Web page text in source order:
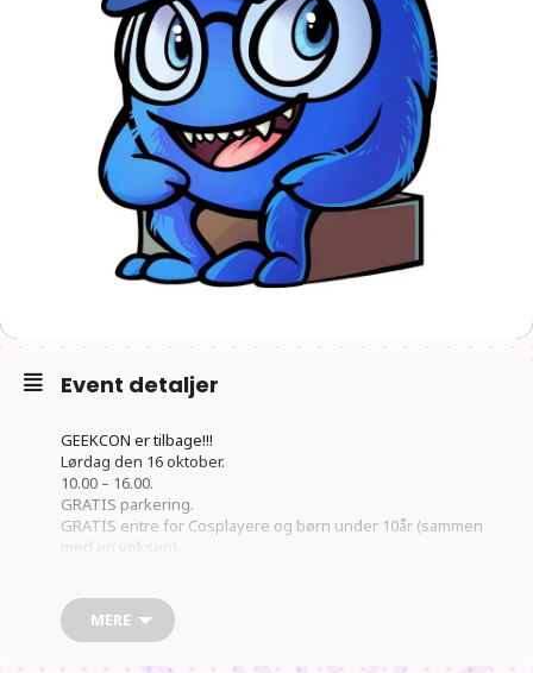
Event detaljer
GEEKCON er tilbage!!!
Lørdag den 16 oktober.
10.00 – 16.00.
GRATIS parkering.
GRATIS entre for Cosplayere og børn under 10år (sammen
med en voksen)
Legetøj – Spil – Gaming – Konkurrencer – Tegneserier – Film –
MERE